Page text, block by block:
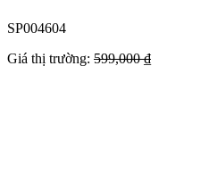
SP004604
Giá thị trường: 599,000 ₫